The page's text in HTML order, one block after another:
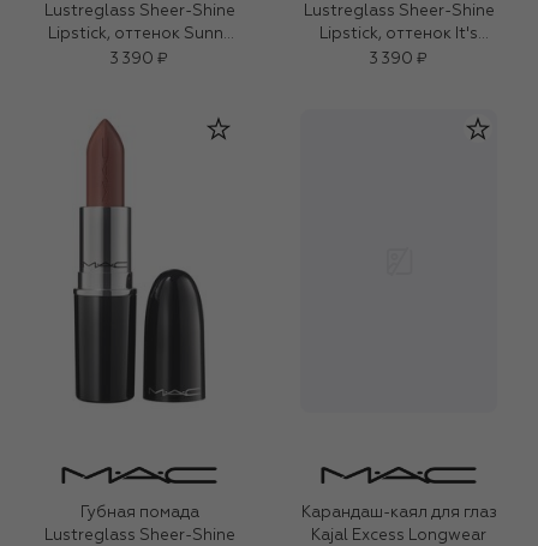
Lustreglass Sheer-Shine
Lipstick, оттенок Sunny
Vanilla (3,5g)
3 390 ₽
Lustreglass Sheer-Shine
Lipstick, оттенок It's
Yours (3,5g)
3 390 ₽
Губная помада
Lustreglass Sheer-Shine
Карандаш-каял для глаз
Kajal Excess Longwear